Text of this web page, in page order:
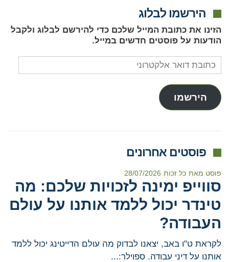
הירשמו לבלוג
הזינו את כתובת המייל שלכם כדי להירשם לבלוג ולקבל
הודעות על פוסטים חדשים במייל.
כתובת
דואר
אלקטרוני
הירשמו
פוסטים אחרונים
פוסט מאת כל זכות 28/07/2026
סווייפ ימינה לזכויות שלכם: מה
טינדר יכול ללמד אותנו על עולם
העבודה?
לקראת ט"ו באב, יצאנו לבדוק מה עולם הדייטינג יכול ללמד
אותנו על דיני עבודה. ספוילר:...